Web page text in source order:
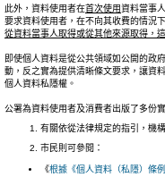
此外，資料使用者在首次使用資料當事
要求資料使用者，在不向其收費的情況
從資料當事人取得或從其他來源取得，
即使個人資料是從公共領域如公開的政
動，反之實為提供清晰條文要求，讓資
個人資料私隱權。
公署為資料使用者及消費者出版了多份實
有關依從法律規定的指引，機
巿民則可參閱：
《根據《個人資料（私隱）條